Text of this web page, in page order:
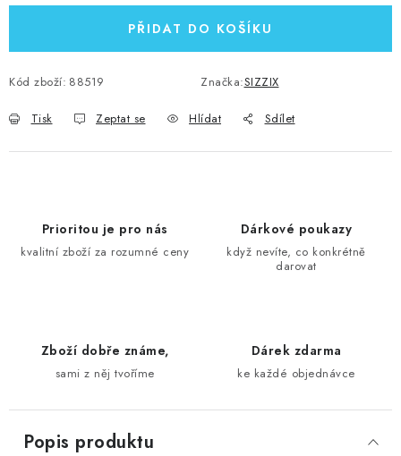
PŘIDAT DO KOŠÍKU
Kód zboží: 88519 Značka:SIZZIX
Tisk Zeptat se Hlídat Sdílet
Prioritou je pro nás
kvalitní zboží za rozumné ceny
Dárkové poukazy
když nevíte, co konkrétně
darovat
Zboží dobře známe,
sami z něj tvoříme
Dárek zdarma
ke každé objednávce
Popis produktu